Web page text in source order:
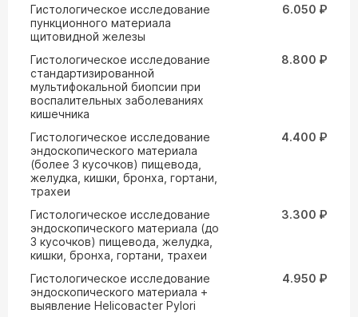
Гистологическое исследование
пункционного материала
щитовидной железы
6.050 ₽
Гистологическое исследование
стандартизированной
мультифокальной биопсии при
воспалительных заболеваниях
кишечника
8.800 ₽
Гистологическое исследование
эндоскопического материала
(более 3 кусочков) пищевода,
желудка, кишки, бронха, гортани,
трахеи
4.400 ₽
Гистологическое исследование
эндоскопического материала (до
3 кусочков) пищевода, желудка,
кишки, бронха, гортани, трахеи
3.300 ₽
Гистологическое исследование
эндоскопического материала +
выявление Helicoвacter Pylori
4.950 ₽